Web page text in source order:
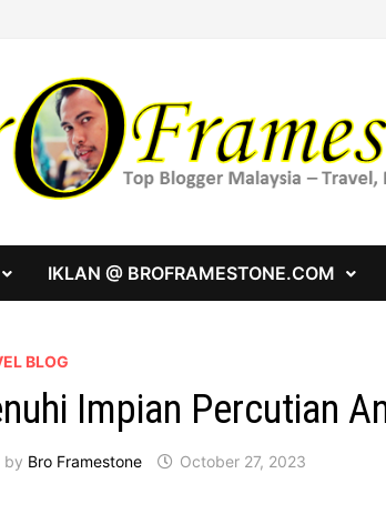
IKLAN @ BROFRAMESTONE.COM
BLOG
Impian Percutian
by Bro Framestone October 27, 2023